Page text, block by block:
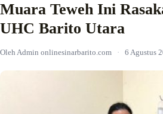
Muara Teweh Ini
UHC Barito Utara
Oleh Admin onlinesinarbarito.com · 6 Agustus